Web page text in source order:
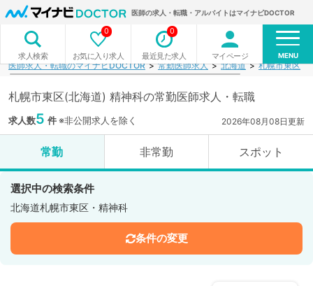
医師の求人・転職・アルバイトはマイナビDOCTOR
求人検索 お気に入り求人
0
最近見た求人
0
マイページ MENU
医師求人・転職のマイナビDOCTOR 常勤医師求人 北海道 札幌市東区
札幌市東区(北海道) 精神科の常勤医師求人・転職
求人数5 件※非公開求人を除く 2026年08月08日更新
常勤 非常勤 スポット
選択中の検索条件
北海道札幌市東区・精神科
条件の変更